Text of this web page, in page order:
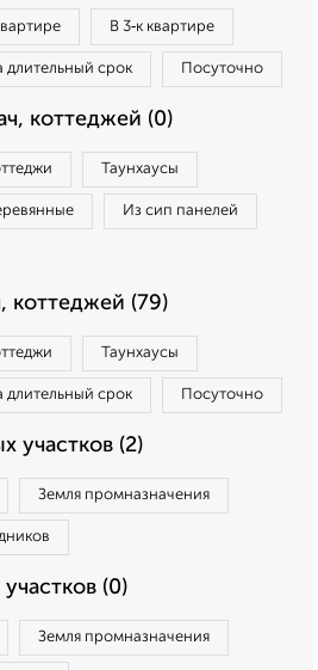
В 3‑к квартире
длительный срок Посуточно
коттеджей (0)
Таунхаусы
Из сип панелей
коттеджей (79)
Таунхаусы
длительный срок Посуточно
участков (2)
Земля промназначения
(0)
Земля промназначения